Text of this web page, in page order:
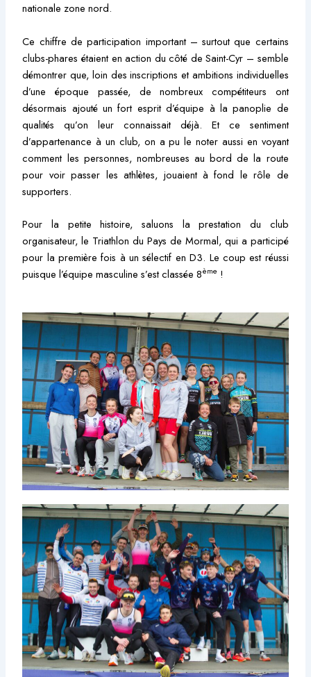
nationale zone nord.
Ce chiffre de participation important – surtout que certains
clubs-phares étaient en action du côté de Saint-Cyr – semble
démontrer que, loin des inscriptions et ambitions individuelles
d’une époque passée, de nombreux compétiteurs ont
désormais ajouté un fort esprit d’équipe à la panoplie de
qualités qu’on leur connaissait déjà. Et ce sentiment
d’appartenance à un club, on a pu le noter aussi en voyant
comment les personnes, nombreuses au bord de la route
pour voir passer les athlètes, jouaient à fond le rôle de
supporters.
Pour la petite histoire, saluons la prestation du club
organisateur, le Triathlon du Pays de Mormal, qui a participé
pour la première fois à un sélectif en D3. Le coup est réussi
puisque l’équipe masculine s’est classée 8ème !